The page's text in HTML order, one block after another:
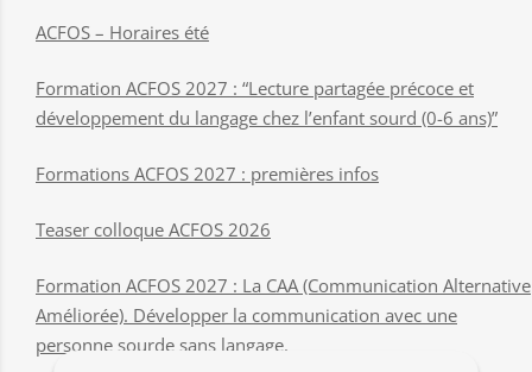
ACFOS – Horaires été
Formation ACFOS 2027 : “Lecture partagée précoce et
développement du langage chez l’enfant sourd (0-6 ans)”
Formations ACFOS 2027 : premières infos
Teaser colloque ACFOS 2026
Formation ACFOS 2027 : La CAA (Communication Alternative
Améliorée). Développer la communication avec une
personne sourde sans langage.